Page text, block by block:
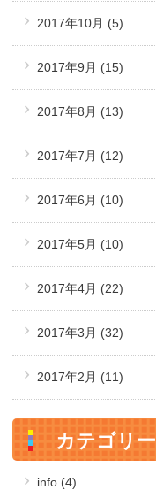
2017年10月 (5)
2017年9月 (15)
2017年8月 (13)
2017年7月 (12)
2017年6月 (10)
2017年5月 (10)
2017年4月 (22)
2017年3月 (32)
2017年2月 (11)
カテゴリー
info (4)